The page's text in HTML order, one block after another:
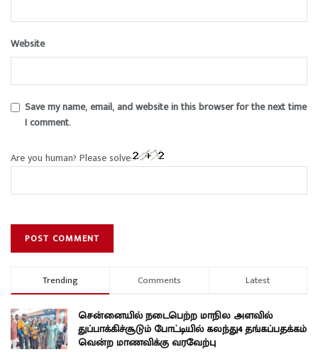
Website
Save my name, email, and website in this browser for the next time
I comment.
Are you human? Please solve:
Trending Comments Latest
சென்னையில் நடைபெற்ற மாநில அளவில்
துப்பாக்கிச்சூடும் போட்டியில் கலந்து4 தங்கப்பதக்கம்
வென்ற மாணவிக்கு வரவேற்பு